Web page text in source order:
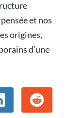
et nos
origines,
d’une